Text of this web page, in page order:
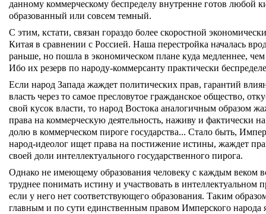
данному коммерческому беспределу внутренне готов любой
образованный или совсем темный.
С этим, кстати, связан гораздо более скоростной
Китая в сравнении с Россией. Наша перестройка началась
раньше, но пошла в экономическом плане куда медленнее,
Ибо их резерв по народу-коммерсанту практически
Если народ Запада жаждет политических прав, гарантий
власть через то самое пресловутое гражданское общество,
свой кусок власти, то народ Востока аналогичным образом
права на коммерческую деятельность, наживу и фактически
долю в коммерческом пироге государства... Стало быть,
народ-идеолог ищет права на постижение истины, жаждет
своей доли интеллектуального государственного пирога.
Однако не имеющему образования человеку с каждым веком
труднее понимать истину и участвовать в интеллектуальном
если у него нет соответствующего образования. Таким
главным и по сути единственным правом Имперского народа